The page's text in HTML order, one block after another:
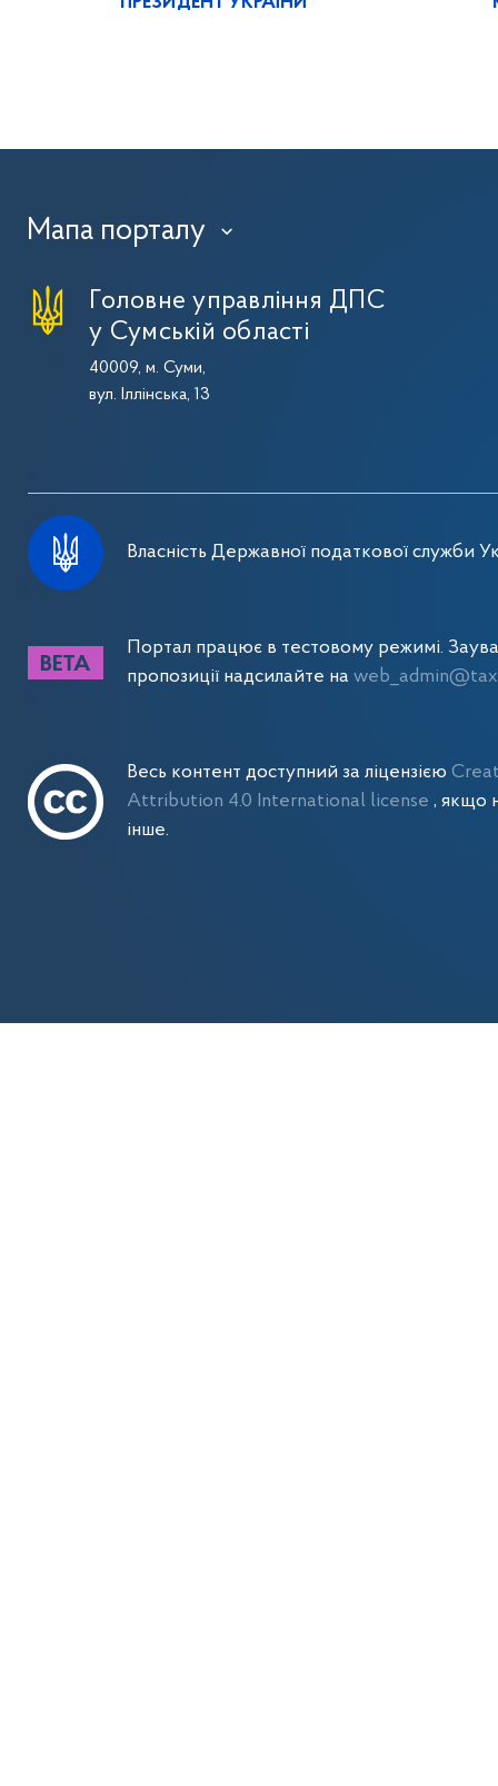
Мапа порталу ›
Головне управління ДПС
у Сумській області
40009, м. Суми,
вул. Іллінська, 13
Власність Державної податкової служби
Портал працює в тестовому режимі.
пропозиції надсилайте на
Весь контент доступний за ліцензією
Attribution 4.0 International license, якщо
інше.